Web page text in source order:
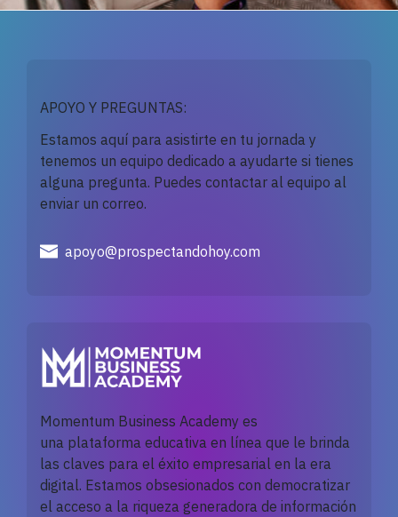
APOYO Y PREGUNTAS:
Estamos aquí para asistirte en tu jornada y
tenemos un equipo dedicado a ayudarte si tienes
alguna pregunta. Puedes contactar al equipo al
enviar un correo.
apoyo@prospectandohoy.com
Momentum Business Academy es
una plataforma educativa en línea que le brinda
las claves para el éxito empresarial en la era
digital. Estamos obsesionados con democratizar
el acceso a la riqueza generadora de información